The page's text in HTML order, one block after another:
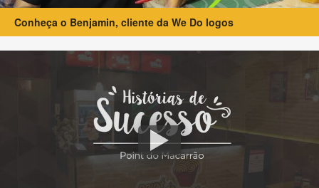
Conheça o Benjamin, cliente da We Do logos